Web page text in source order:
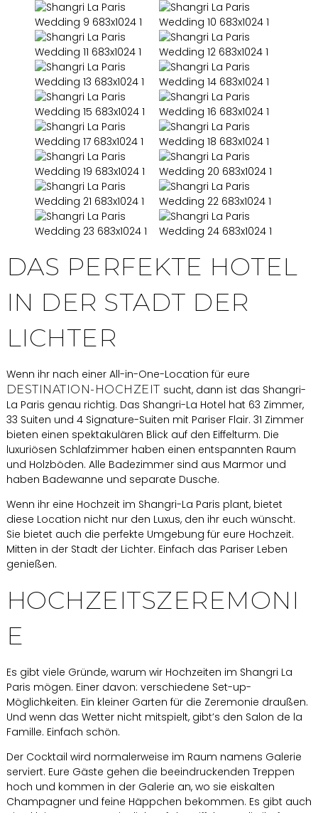
DAS PERFEKTE HOTEL
IN DER STADT DER
LICHTER
Wenn ihr nach einer All-in-One-Location für eure
DESTINATION-HOCHZEIT sucht, dann ist das Shangri-
La Paris genau richtig. Das Shangri-La Hotel hat 63 Zimmer,
33 Suiten und 4 Signature-Suiten mit Pariser Flair. 31 Zimmer
bieten einen spektakulären Blick auf den Eiffelturm. Die
luxuriösen Schlafzimmer haben einen entspannten Raum
und Holzböden. Alle Badezimmer sind aus Marmor und
haben Badewanne und separate Dusche.
Wenn ihr eine Hochzeit im Shangri-La Paris plant, bietet
diese Location nicht nur den Luxus, den ihr euch wünscht.
Sie bietet auch die perfekte Umgebung für eure Hochzeit.
Mitten in der Stadt der Lichter. Einfach das Pariser Leben
genießen.
HOCHZEITSZEREMONI
E
Es gibt viele Gründe, warum wir Hochzeiten im Shangri La
Paris mögen. Einer davon: verschiedene Set-up-
Möglichkeiten. Ein kleiner Garten für die Zeremonie draußen.
Und wenn das Wetter nicht mitspielt, gibt’s den Salon de la
Famille. Einfach schön.
Der Cocktail wird normalerweise im Raum namens Galerie
serviert. Eure Gäste gehen die beeindruckenden Treppen
hoch und kommen in der Galerie an, wo sie eiskalten
Champagner und feine Häppchen bekommen. Es gibt auch